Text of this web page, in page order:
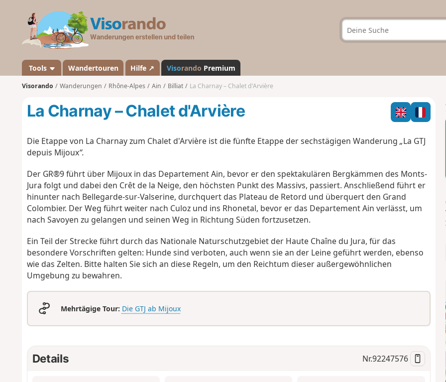
a
n
d
Tools Wandertouren Hilfe ↗ Visorando Premium
Visorando Wanderungen Rhône-Alpes Ain Billiat La Charnay – Chalet d'Arvière
La Charnay – Chalet d'Arvière
Die Etappe von La Charnay zum Chalet d'Arvière ist die fünfte Etappe der sechstägigen Wanderung „La GTJ
depuis Mijoux“.
Der GR®9 führt über Mijoux in das Departement Ain, bevor er den spektakulären Bergkämmen des Monts-
Jura folgt und dabei den Crêt de la Neige, den höchsten Punkt des Massivs, passiert. Anschließend führt er
hinunter nach Bellegarde-sur-Valserine, durchquert das Plateau de Retord und überquert den Grand
Colombier. Der Weg führt weiter nach Culoz und ins Rhonetal, bevor er das Departement Ain verlässt, um
nach Savoyen zu gelangen und seinen Weg in Richtung Süden fortzusetzen.
Ein Teil der Strecke führt durch das Nationale Naturschutzgebiet der Haute Chaîne du Jura, für das
besondere Vorschriften gelten: Hunde sind verboten, auch wenn sie an der Leine geführt werden, ebenso
wie das Zelten. Bitte halten Sie sich an diese Regeln, um den Reichtum dieser außergewöhnlichen
Umgebung zu bewahren.
Mehrtägige Tour: Die GTJ ab Mijoux
Details Nr.92247576